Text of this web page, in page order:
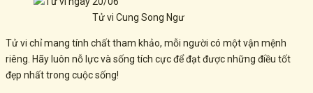
Tử vi Cung Song Ngư
Tử vi chỉ mang tính chất tham khảo, mỗi người có một vận mệnh
riêng. Hãy luôn nỗ lực và sống tích cực để đạt được những điều tốt
đẹp nhất trong cuộc sống!